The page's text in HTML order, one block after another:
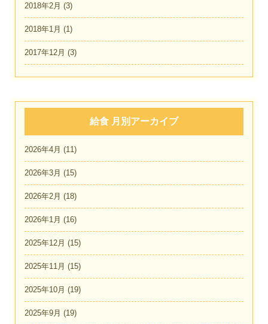
2018年2月 (3)
2018年1月 (1)
2017年12月 (3)
給食 月別アーカイブ
2026年4月 (11)
2026年3月 (15)
2026年2月 (18)
2026年1月 (16)
2025年12月 (15)
2025年11月 (15)
2025年10月 (19)
2025年9月 (19)